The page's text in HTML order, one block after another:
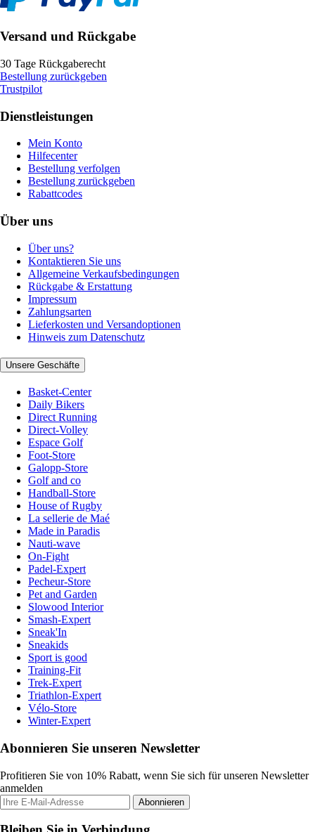
Versand und Rückgabe
30 Tage Rückgaberecht
Bestellung zurückgeben
Trustpilot
Dienstleistungen
Mein Konto
Hilfecenter
Bestellung verfolgen
Bestellung zurückgeben
Rabattcodes
Über uns
Über uns?
Kontaktieren Sie uns
Allgemeine Verkaufsbedingungen
Rückgabe & Erstattung
Impressum
Zahlungsarten
Lieferkosten und Versandoptionen
Hinweis zum Datenschutz
Unsere Geschäfte
Basket-Center
Daily Bikers
Direct Running
Direct-Volley
Espace Golf
Foot-Store
Galopp-Store
Golf and co
Handball-Store
House of Rugby
La sellerie de Maé
Made in Paradis
Nauti-wave
On-Fight
Padel-Expert
Pecheur-Store
Pet and Garden
Slowood Interior
Smash-Expert
Sneak'In
Sneakids
Sport is good
Training-Fit
Trek-Expert
Triathlon-Expert
Vélo-Store
Winter-Expert
Abonnieren Sie unseren Newsletter
Profitieren Sie von 10% Rabatt, wenn Sie sich für unseren Newsletter
anmelden
Abonnieren